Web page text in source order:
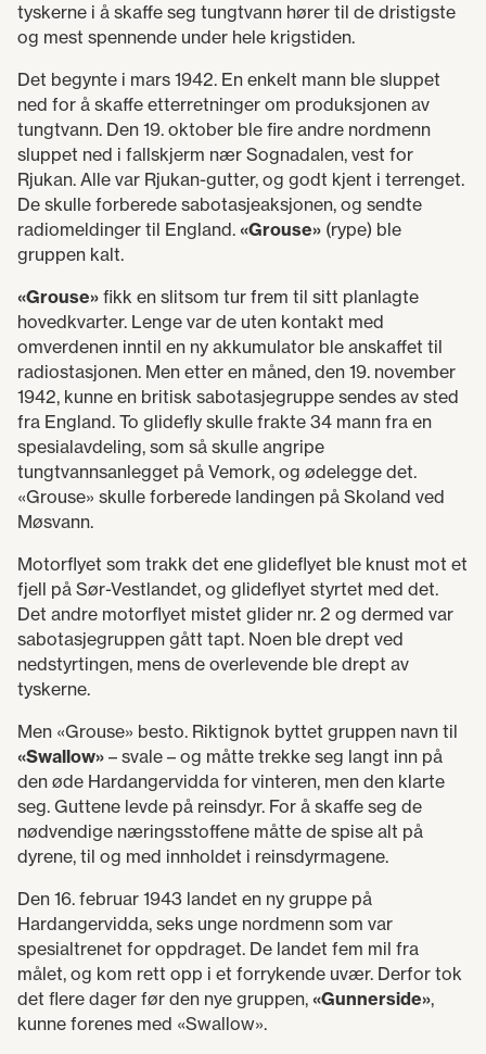
tyskerne i å skaffe seg tungtvann hører til de dristigste
og mest spennende under hele krigstiden.
Det begynte i mars 1942. En enkelt mann ble sluppet
ned for å skaffe etterretninger om produksjonen av
tungtvann. Den 19. oktober ble fire andre nordmenn
sluppet ned i fallskjerm nær Sognadalen, vest for
Rjukan. Alle var Rjukan-gutter, og godt kjent i terrenget.
De skulle forberede sabotasjeaksjonen, og sendte
radiomeldinger til England. «Grouse» (rype) ble
gruppen kalt.
«Grouse» fikk en slitsom tur frem til sitt planlagte
hovedkvarter. Lenge var de uten kontakt med
omverdenen inntil en ny akkumulator ble anskaffet til
radiostasjonen. Men etter en måned, den 19. november
1942, kunne en britisk sabotasjegruppe sendes av sted
fra England. To glidefly skulle frakte 34 mann fra en
spesialavdeling, som så skulle angripe
tungtvannsanlegget på Vemork, og ødelegge det.
«Grouse» skulle forberede landingen på Skoland ved
Møsvann.
Motorflyet som trakk det ene glideflyet ble knust mot et
fjell på Sør-Vestlandet, og glideflyet styrtet med det.
Det andre motorflyet mistet glider nr. 2 og dermed var
sabotasjegruppen gått tapt. Noen ble drept ved
nedstyrtingen, mens de overlevende ble drept av
tyskerne.
Men «Grouse» besto. Riktignok byttet gruppen navn til
«Swallow» – svale – og måtte trekke seg langt inn på
den øde Hardangervidda for vinteren, men den klarte
seg. Guttene levde på reinsdyr. For å skaffe seg de
nødvendige næringsstoffene måtte de spise alt på
dyrene, til og med innholdet i reinsdyrmagene.
Den 16. februar 1943 landet en ny gruppe på
Hardangervidda, seks unge nordmenn som var
spesialtrenet for oppdraget. De landet fem mil fra
målet, og kom rett opp i et forrykende uvær. Derfor tok
det flere dager før den nye gruppen, «Gunnerside»,
kunne forenes med «Swallow».